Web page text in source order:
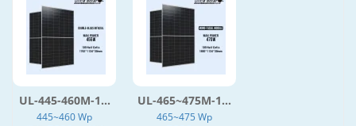
UL-445-460M-1...
445~460 Wp
UL-465~475M-1...
465~475 Wp